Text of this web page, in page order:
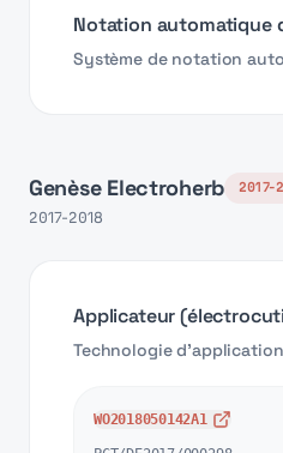
Notation automatique
Système de notation
Genèse Electroherb 2017-
2017-2018
Applicateur
Technologie
WO2018050142A1